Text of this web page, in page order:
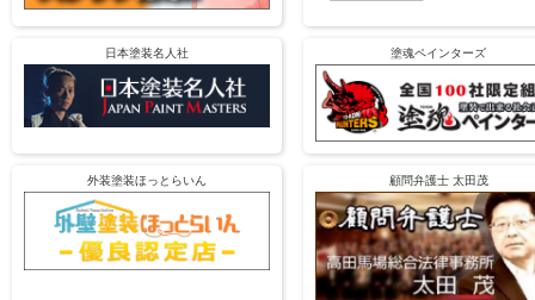
日本塗装名人社 塗魂ペインターズ
外装塗装ほっとらいん 顧問弁護士 太田茂